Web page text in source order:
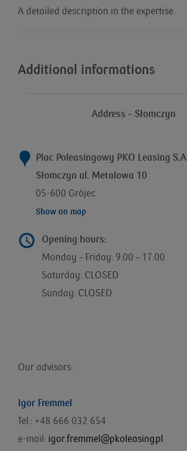
A detailed description in the expertise.
Additional informations
Address – Słomczyn
Plac Poleasingowy PKO Leasing S.A
Słomczyn ul. Metalowa 10
05-600 Grójec
Show on map
Opening hours:
Monday – Friday: 9:00 – 17:00
Saturday: CLOSED
Sunday: CLOSED
Our advisors:
Igor Fremmel
Tel.: +48 666 032 654
e-mail: igor.fremmel@pkoleasing.pl